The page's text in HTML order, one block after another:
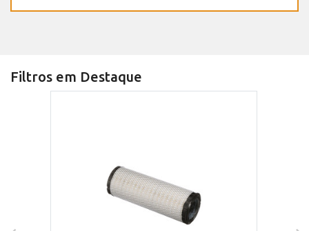
Filtros em Destaque